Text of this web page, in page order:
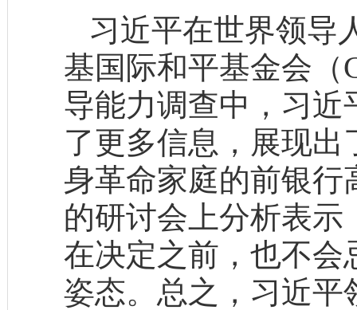
习近平在世界领导
基国际和平基金会（
导能力调查中，习近
了更多信息，展现
身革命家庭的前银
的研讨会上分析表
在决定之前，也不会
姿态。总之，习近平